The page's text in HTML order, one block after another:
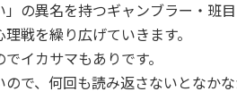
」の異名を持つギャンブラー・班
戦を繰り広げていきます。
イカサマもありです。
で、何回も読み返さないとなかな